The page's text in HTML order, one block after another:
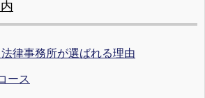
律事務所が選ばれる理由
ース